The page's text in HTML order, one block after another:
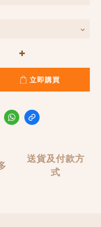
立即購買
送貨及付款方
式